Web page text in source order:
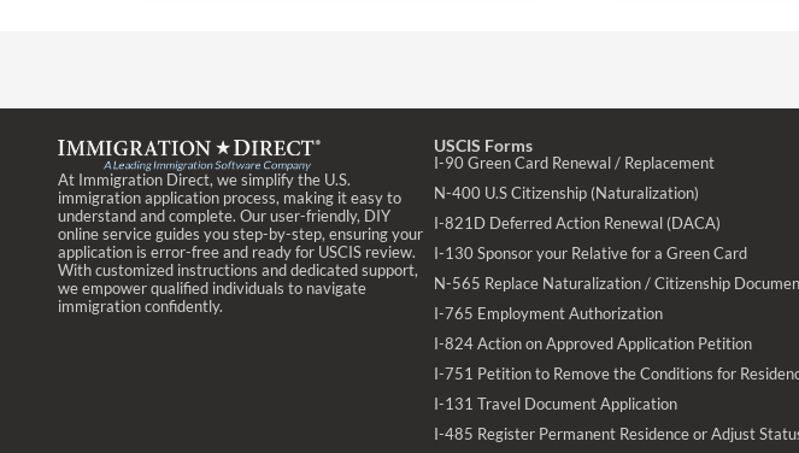
At Immigration Direct, we simplify the U.S.
immigration application process, making it easy to
understand and complete. Our user-friendly, DIY
online service guides you step-by-step, ensuring your
application is error-free and ready for USCIS review.
With customized instructions and dedicated support,
we empower qualified individuals to navigate
immigration confidently.
USCIS Forms
I-90 Green Card Renewal / Replacement
N-400 U.S Citizenship (Naturalization)
I-821D Deferred Action Renewal (DACA)
I-130 Sponsor your Relative for a Green Card
N-565 Replace Naturalization / Citizenship
I-765 Employment Authorization
I-824 Action on Approved Application Petition
I-751 Petition to Remove the Conditions for
I-131 Travel Document Application
I-485 Register Permanent Residence or Adjust